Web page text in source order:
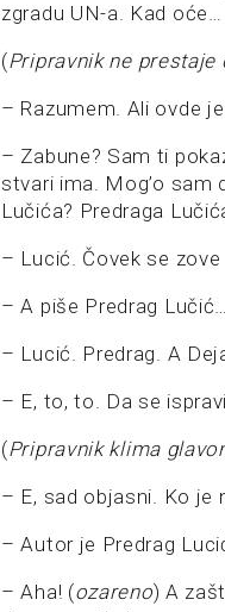
zgradu UN-a. Kad
(Pripravnik ne
– Razumem. Ali ovde
– Zabune? Sam ti
stvari ima. Mog’o sam
Lučića? Predraga
– Lucić. Čovek se
– A piše Predrag
– Lucić. Predrag. A
– E, to, to. Da se
(Pripravnik klima
– E, sad objasni. Ko je
– Autor je Predrag
– Aha! (ozareno) A